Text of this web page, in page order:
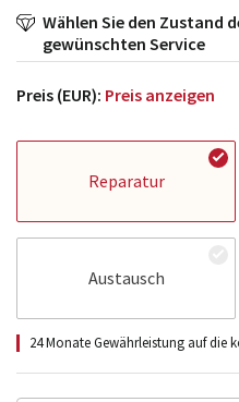
Wählen Sie den Zustand
gewünschten Service
Preis (EUR): Preis anzeigen
Reparatur
Austausch
24 Monate Gewährleistung auf die